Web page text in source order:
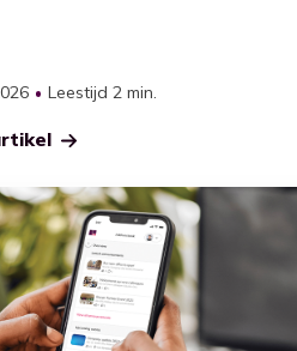
Leestijd 2 min.